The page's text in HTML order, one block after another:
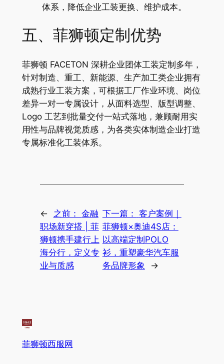
体系，降低企业工装更换、维护成本。
五、菲狮顿定制优势
菲狮顿 FACETON 深耕企业团体工装定制多年，
针对制造、重工、新能源、生产加工类企业拥有
成熟行业工装方案，可根据工厂作业环境、岗位
差异一对一专属设计，从面料选型、版型调整、
Logo 工艺到批量交付一站式落地，兼顾耐用实
用性与品牌视觉质感，为各类实体制造企业打造
专属标准化工装体系。
← 之前： 金融
职场新穿搭 | 菲
狮顿携手建行上
海分行，定义专
业与质感
下一篇： 客户案例｜
菲狮顿×奥迪4S店：
以高端定制POLO
衫，重塑豪华汽车服
务品牌形象
→
菲狮顿西服网